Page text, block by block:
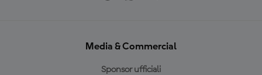
Media & Commercial
Sponsor ufficiali